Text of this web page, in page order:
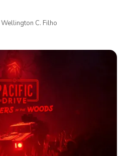
Wellington C. Filho